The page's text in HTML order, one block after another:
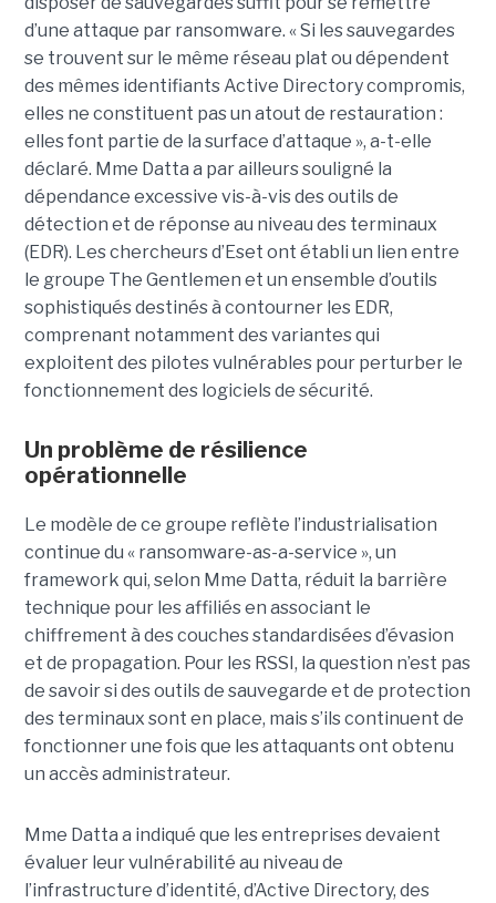
d’une attaque par ransomware. « Si les sauvegardes
se trouvent sur le même réseau plat ou dépendent
des mêmes identifiants Active Directory compromis,
elles ne constituent pas un atout de restauration :
elles font partie de la surface d’attaque », a-t-elle
déclaré. Mme Datta a par ailleurs souligné la
dépendance excessive vis-à-vis des outils de
détection et de réponse au niveau des terminaux
(EDR). Les chercheurs d’Eset ont établi un lien entre
le groupe The Gentlemen et un ensemble d’outils
sophistiqués destinés à contourner les EDR,
comprenant notamment des variantes qui
exploitent des pilotes vulnérables pour perturber le
fonctionnement des logiciels de sécurité.
Un problème de résilience
opérationnelle
Le modèle de ce groupe reflète l’industrialisation
continue du « ransomware-as-a-service », un
framework qui, selon Mme Datta, réduit la barrière
technique pour les affiliés en associant le
chiffrement à des couches standardisées d’évasion
et de propagation. Pour les RSSI, la question n’est pas
de savoir si des outils de sauvegarde et de protection
des terminaux sont en place, mais s’ils continuent de
fonctionner une fois que les attaquants ont obtenu
un accès administrateur.
Mme Datta a indiqué que les entreprises devaient
évaluer leur vulnérabilité au niveau de
l’infrastructure d’identité, d’Active Directory, des